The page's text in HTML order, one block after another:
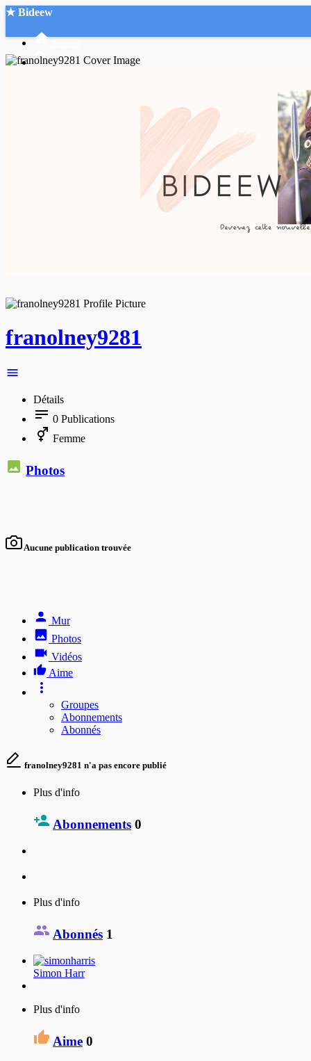
★ Bideew
franolney9281
Détails
0 Publications
Femme
Photos
Aucune publication trouvée
Mur
Photos
Vidéos
Aime
Groupes
Abonnements
Abonnés
franolney9281 n'a pas encore publié
Plus d'info
Abonnements 0
Plus d'info
Abonnés 1
Simon Harr
Plus d'info
Aime 0